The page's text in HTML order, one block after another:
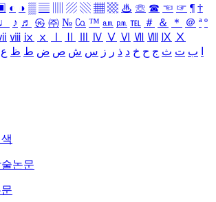
◐ ◑ ▒ ▤ ▨ ▧ ▦ ▩ ♨ ☏ ☎ ☜ ☞ ¶ †
♩ ♪ ♬ ㉿ ㈜ № ㏇ ™ ㏂ ㏘ ℡ ＃ ＆ ＊ ＠ ª º
ⅷ ⅸ ⅹ Ⅳ Ⅴ Ⅵ Ⅶ Ⅷ Ⅸ Ⅹ
ب ت ث ج ح خ د ذ ر ز س ش ص ض ط ظ ع
논문